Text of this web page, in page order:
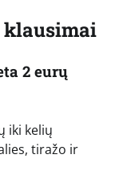
klausimai
2 eurų
iki kelių
tiražo ir